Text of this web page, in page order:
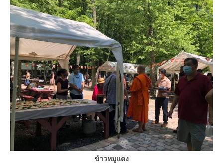
ข้าวหมูแดง